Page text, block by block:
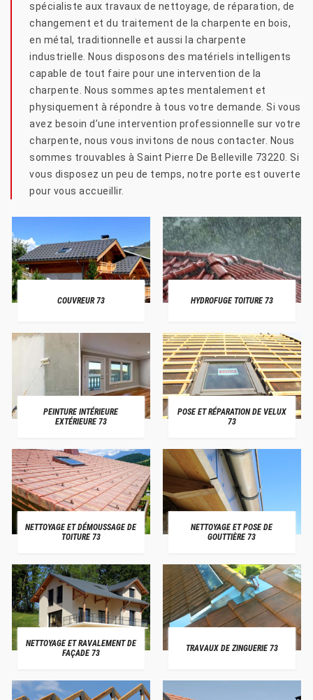
spécialiste aux travaux de nettoyage, de réparation, de
changement et du traitement de la charpente en bois,
en métal, traditionnelle et aussi la charpente
industrielle. Nous disposons des matériels intelligents
capable de tout faire pour une intervention de la
charpente. Nous sommes aptes mentalement et
physiquement à répondre à tous votre demande. Si vous
avez besoin d’une intervention professionnelle sur votre
charpente, nous vous invitons de nous contacter. Nous
sommes trouvables à Saint Pierre De Belleville 73220. Si
vous disposez un peu de temps, notre porte est ouverte
pour vous accueillir.
COUVREUR 73 HYDROFUGE TOITURE 73
PEINTURE INTÉRIEURE
EXTÉRIEURE 73
POSE ET RÉPARATION DE VELUX
73
NETTOYAGE ET DÉMOUSSAGE DE
TOITURE 73
NETTOYAGE ET POSE DE
GOUTTIÈRE 73
NETTOYAGE ET RAVALEMENT DE
FAÇADE 73
TRAVAUX DE ZINGUERIE 73